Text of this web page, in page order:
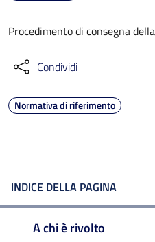
Procedimento di consegna
Condividi
Normativa di riferimento
INDICE DELLA PAGINA
A chi è rivolto